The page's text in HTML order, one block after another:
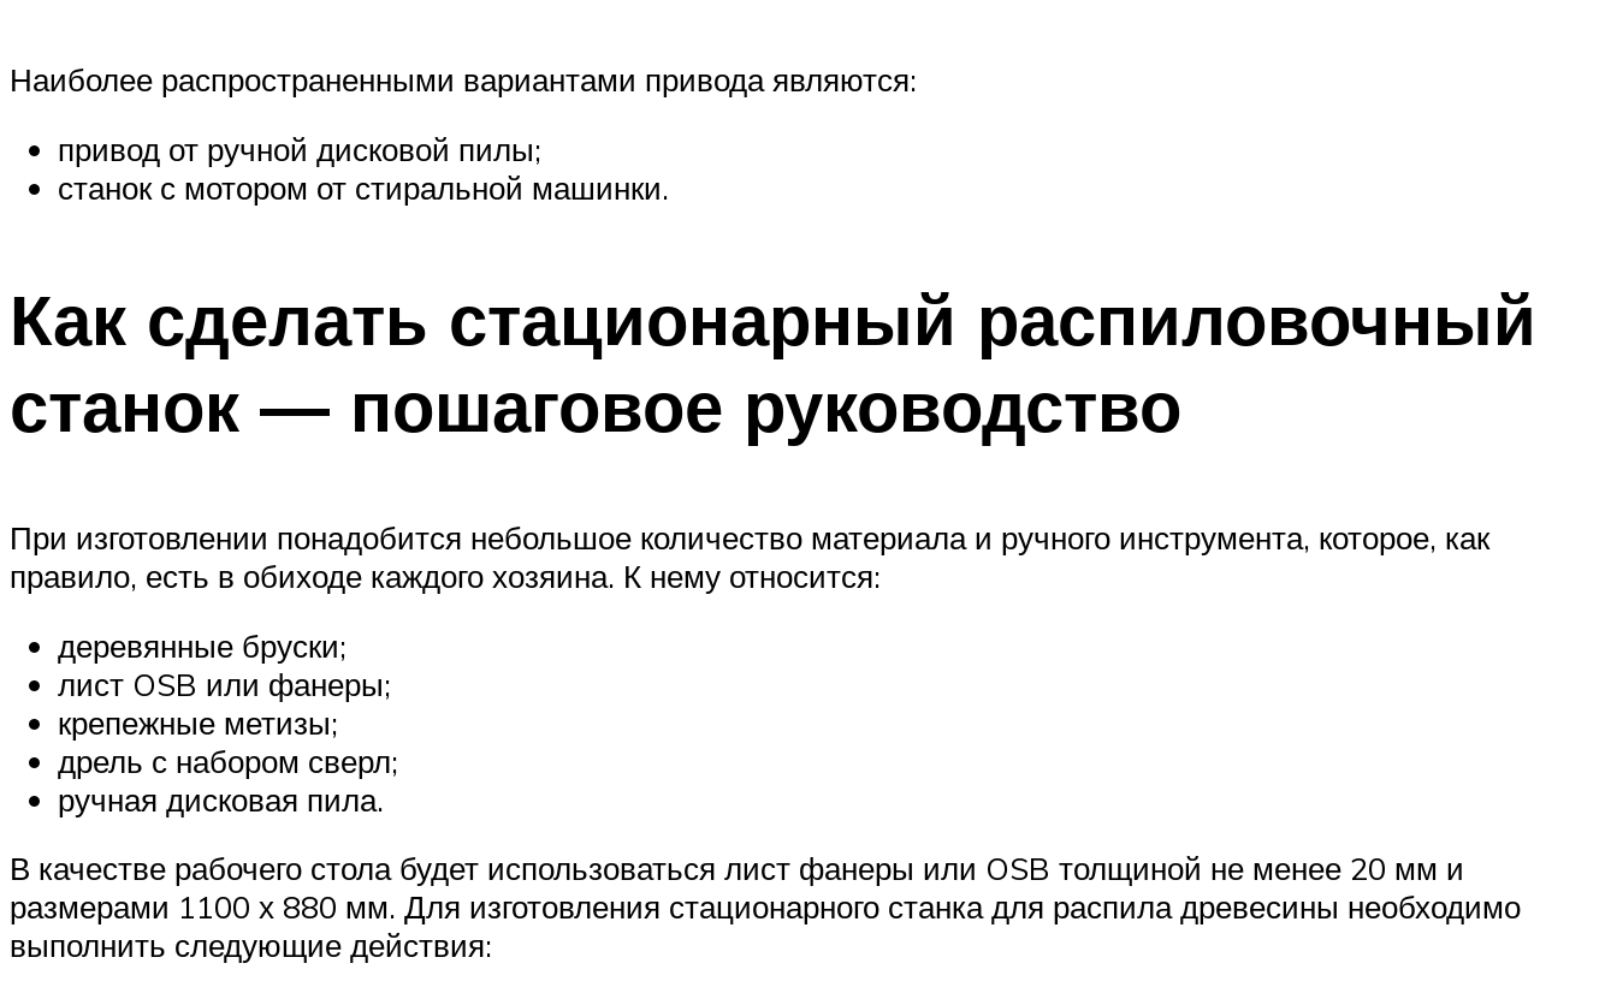
Наиболее распространенными вариантами привода являются:
привод от ручной дисковой пилы;
станок с мотором от стиральной машинки.
Как сделать стационарный распиловочный
станок — пошаговое руководство
При изготовлении понадобится небольшое количество материала и ручного инструмента, которое, как
правило, есть в обиходе каждого хозяина. К нему относится:
деревянные бруски;
лист OSB или фанеры;
крепежные метизы;
дрель с набором сверл;
ручная дисковая пила.
В качестве рабочего стола будет использоваться лист фанеры или OSB толщиной не менее 20 мм и
размерами 1100 х 880 мм. Для изготовления стационарного станка для распила древесины необходимо
выполнить следующие действия: